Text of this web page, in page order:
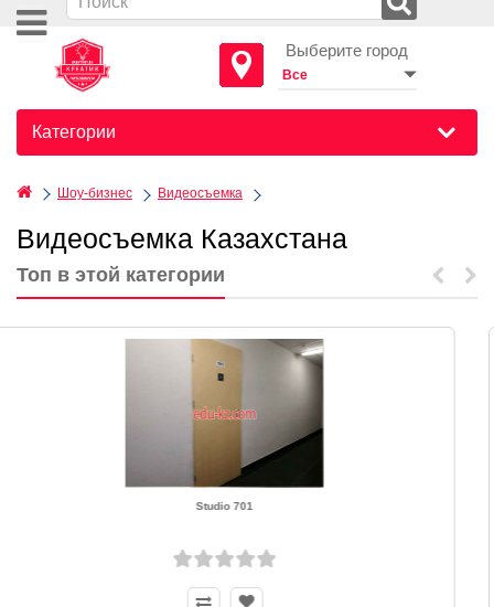
Выберите город
Категории
Шоу-бизнес Видеосъемка
Видеосъемка Казахстана
Топ в этой категории
Медиатек
4.2